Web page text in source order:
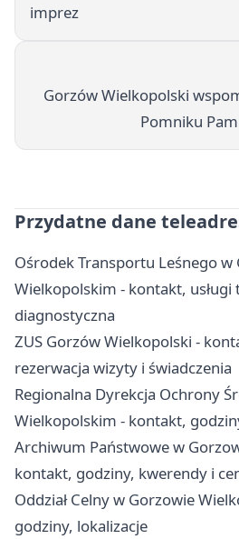
imprez
Gorzów Wielkopolski
Pomniku
Przydatne dane
Ośrodek Transportu Leśnego w
Wielkopolskim - kontakt,
diagnostyczna
ZUS Gorzów Wielkopolski -
rezerwacja wizyty i świadczenia
Regionalna Dyrekcja Ochrony
Wielkopolskim - kontakt,
Archiwum Państwowe w
kontakt, godziny, kwerendy i
Oddział Celny w Gorzowie
godziny, lokalizacje